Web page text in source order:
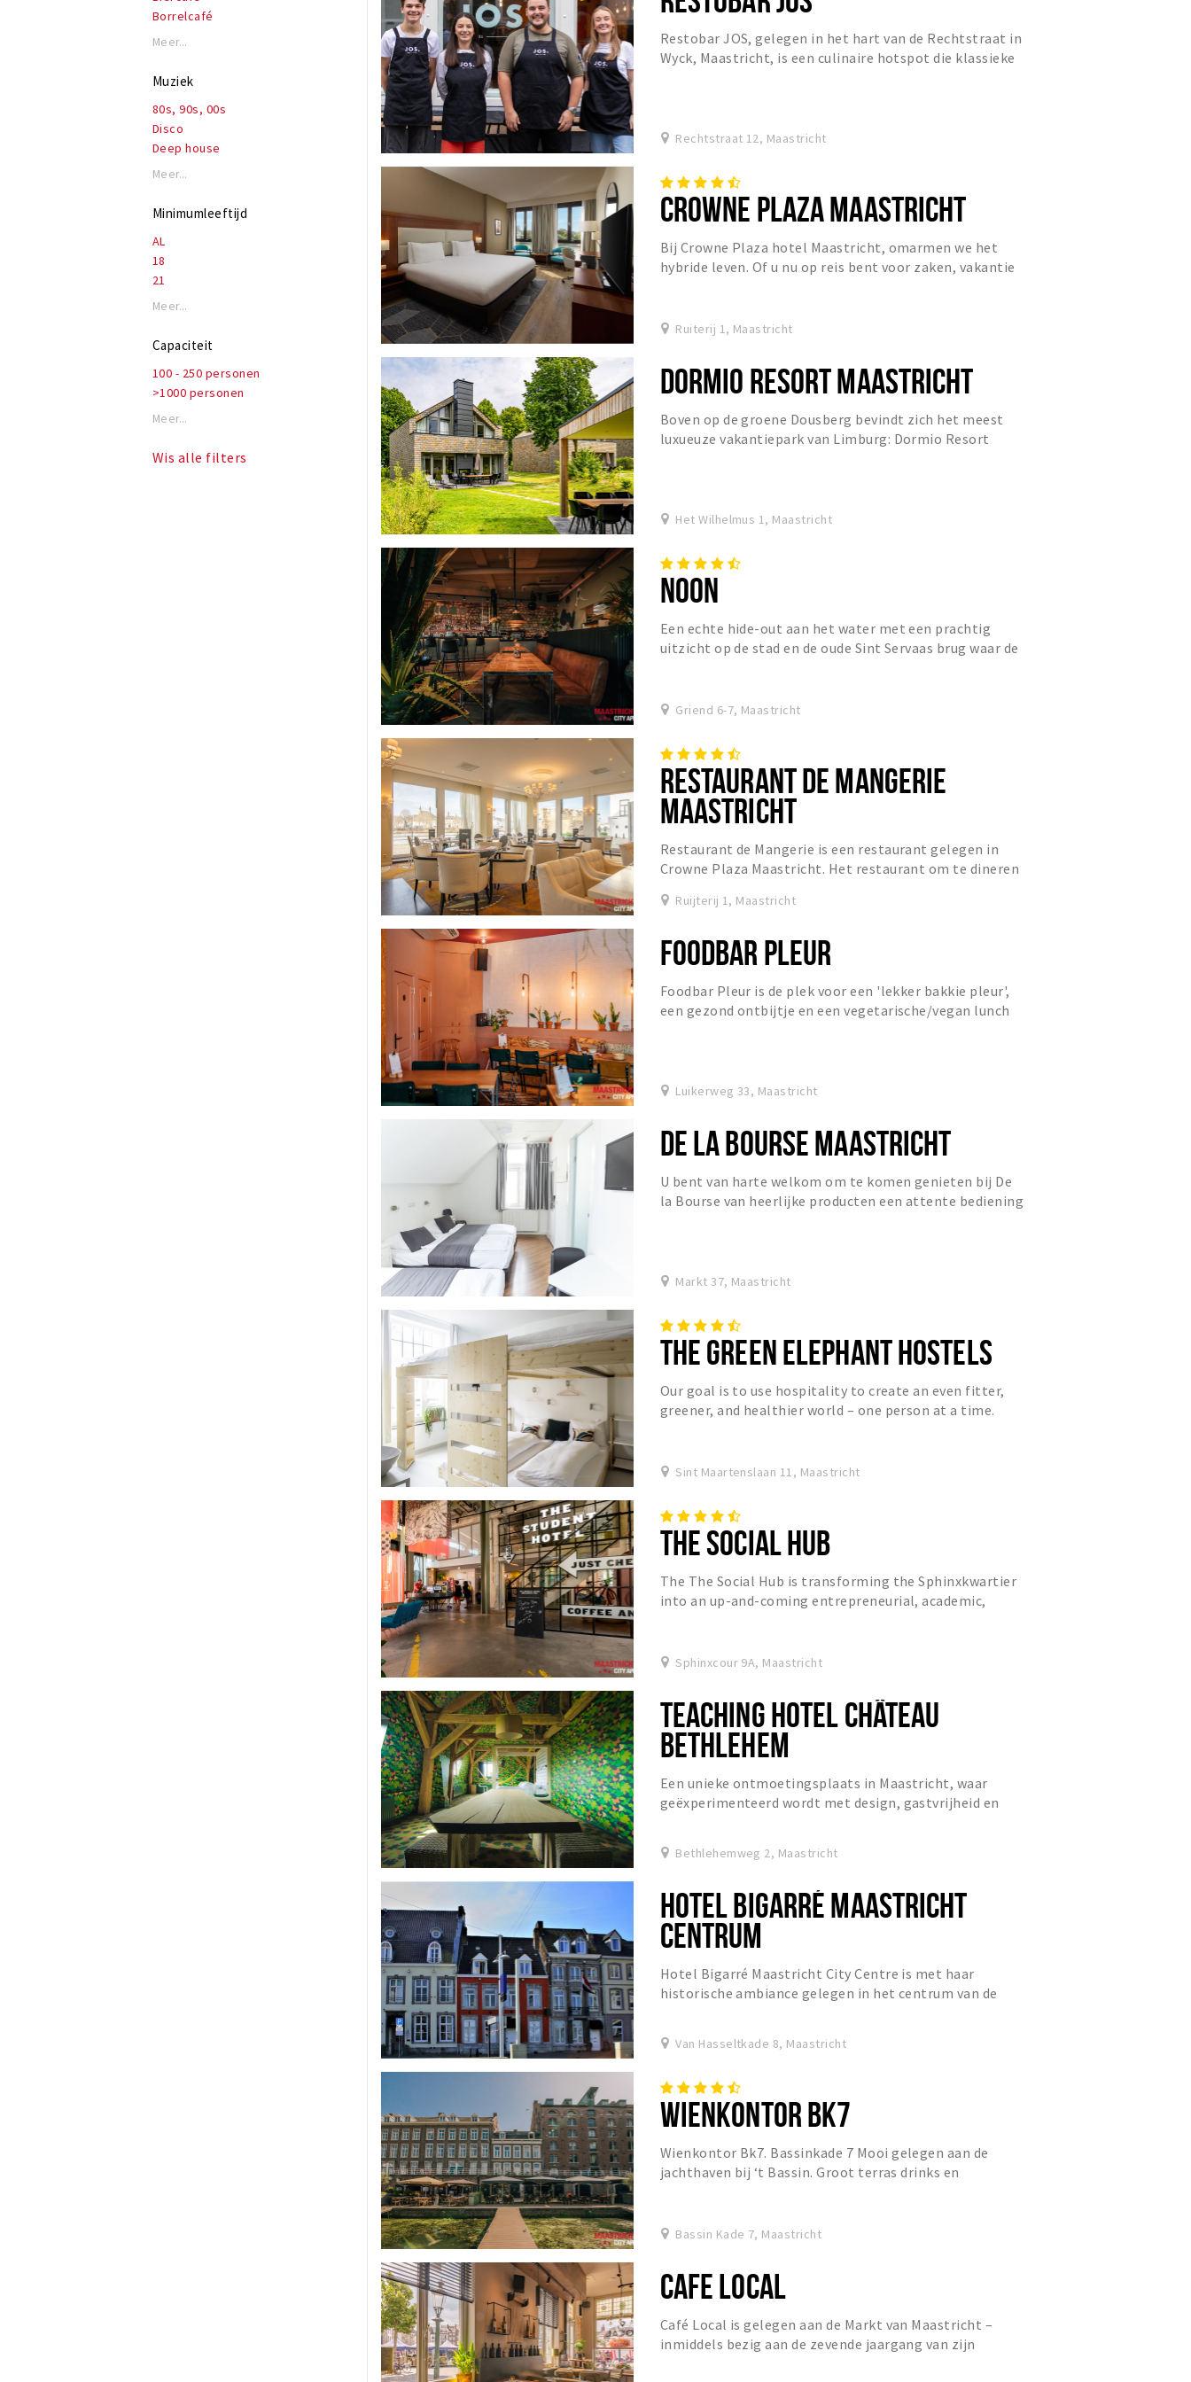
Borrelcafé
Bruincafé
Eetcafé
Feestcafé
Podium
Wijnbar
Meer...
Muziek
80s, 90s, 00s
Disco
Deep house
House, electro, techno
Latin
Lounge
Rock, alternatief
Rnb, hiphop, rap
Soul
Meer...
Minimumleeftijd
AL
18
21
Meer...
Capaciteit
100 - 250 personen
>1000 personen
Meer...
Wis alle filters
Restobar JOS, gelegen in het hart van de Rechtstraat in
Wyck, Maastricht, is een culinaire hotspot die klassieke
Rechtstraat 12, Maastricht
CROWNE PLAZA MAASTRICHT
Bij Crowne Plaza hotel Maastricht, omarmen we het
hybride leven. Of u nu op reis bent voor zaken, vakantie
Ruiterij 1, Maastricht
DORMIO RESORT MAASTRICHT
Boven op de groene Dousberg bevindt zich het meest
luxueuze vakantiepark van Limburg: Dormio Resort
Het Wilhelmus 1, Maastricht
NOON
Een echte hide-out aan het water met een prachtig
uitzicht op de stad en de oude Sint Servaas brug waar de
Griend 6-7, Maastricht
RESTAURANT DE MANGERIE
MAASTRICHT
Restaurant de Mangerie is een restaurant gelegen in
Crowne Plaza Maastricht. Het restaurant om te dineren
Ruijterij 1, Maastricht
FOODBAR PLEUR
Foodbar Pleur is de plek voor een 'lekker bakkie pleur',
een gezond ontbijtje en een vegetarische/vegan lunch
Luikerweg 33, Maastricht
DE LA BOURSE MAASTRICHT
U bent van harte welkom om te komen genieten bij De
la Bourse van heerlijke producten een attente bediening
Markt 37, Maastricht
THE GREEN ELEPHANT HOSTELS
Our goal is to use hospitality to create an even fitter,
greener, and healthier world – one person at a time.
Sint Maartenslaan 11, Maastricht
THE SOCIAL HUB
The The Social Hub is transforming the Sphinxkwartier
into an up-and-coming entrepreneurial, academic,
Sphinxcour 9A, Maastricht
TEACHING HOTEL CHÂTEAU
BETHLEHEM
Een unieke ontmoetingsplaats in Maastricht, waar
geëxperimenteerd wordt met design, gastvrijheid en
Bethlehemweg 2, Maastricht
HOTEL BIGARRÉ MAASTRICHT
CENTRUM
Hotel Bigarré Maastricht City Centre is met haar
historische ambiance gelegen in het centrum van de
Van Hasseltkade 8, Maastricht
WIENKONTOR BK7
Wienkontor Bk7. Bassinkade 7 Mooi gelegen aan de
jachthaven bij ‘t Bassin. Groot terras drinks en
Bassin Kade 7, Maastricht
CAFE LOCAL
Café Local is gelegen aan de Markt van Maastricht –
inmiddels bezig aan de zevende jaargang van zijn